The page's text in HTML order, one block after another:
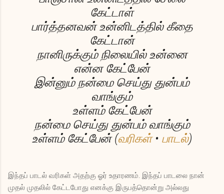
கேட்டாள்
பார்த்தனவன் உன்னிடத்தில் கீதை
கேட்டான்
நானிருக்கும் நிலையில் உன்னை
என்ன கேட்பேன்
இன்னும் நன்மை செய்து துன்பம்
வாங்கும்
உள்ளம் கேட்பேன்
நன்மை செய்து துன்பம் வாங்கும்
உள்ளம் கேட்பேன் (வரிகள்• பாடல்)
இந்தப் பாடல் வரிகள் அதற்கு ஓர் உதாரணம். இந்தப் பாடலை நான்
முதல் முதலில் கேட்டபோது எனக்கு இருபத்தொன்று அல்லது